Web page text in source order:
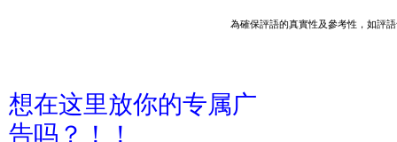
為確保評語的真實性及參考性，如評